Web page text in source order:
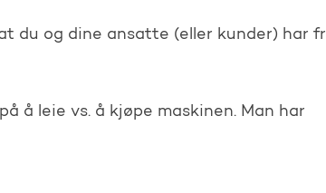
du og dine ansatte (eller kunder) har
å leie vs. å kjøpe maskinen. Man har